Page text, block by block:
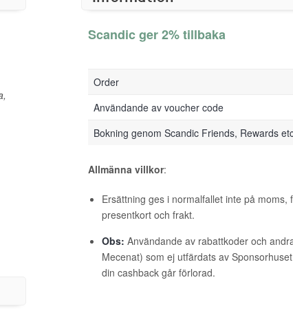
Scandic ger 2% tillbaka
Order
Användande av voucher code
Bokning genom Scandic Friends, Rewards
Allmänna villkor:
Ersättning ges i normalfallet inte på moms,
presentkort och frakt.
Obs: Användande av rabattkoder och
Mecenat) som ej utfärdats av
din cashback går förlorad.